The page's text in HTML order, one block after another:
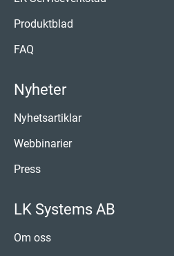
Produktblad
FAQ
Nyheter
Nyhetsartiklar
Webbinarier
Press
LK Systems AB
Om oss